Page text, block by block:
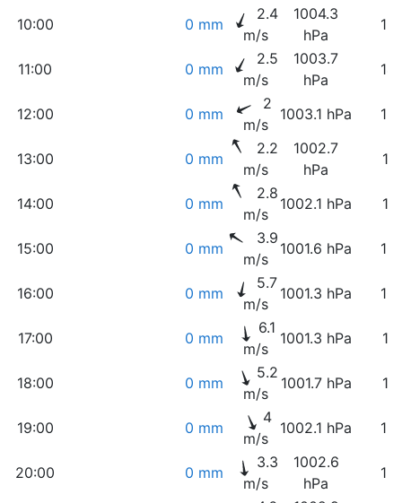
10:00 0 mm
2.4
m/s
1004.3
hPa
11:00 0 mm
2.5
m/s
1003.7
hPa
12:00 0 mm
2
m/s
1003.1 hPa
13:00 0 mm
2.2
m/s
1002.7
hPa
14:00 0 mm
2.8
m/s
1002.1 hPa
15:00 0 mm
3.9
m/s
1001.6 hPa
16:00 0 mm
5.7
m/s
1001.3 hPa
17:00 0 mm
6.1
m/s
1001.3 hPa
18:00 0 mm
5.2
m/s
1001.7 hPa
19:00 0 mm
4
m/s
1002.1 hPa
20:00 0 mm
3.3
m/s
1002.6
hPa